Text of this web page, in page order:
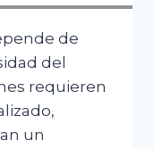
de
del
requieren
un